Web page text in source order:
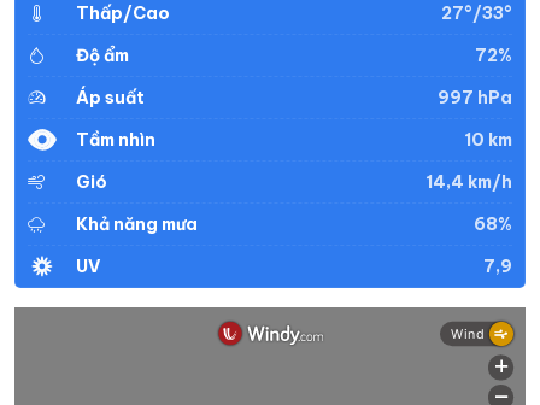
Thấp/Cao
27°/33°
Độ ẩm
72%
Áp suất
997 hPa
Tầm nhìn
10 km
Gió
14,4 km/h
Khả năng mưa
68%
UV
7,9